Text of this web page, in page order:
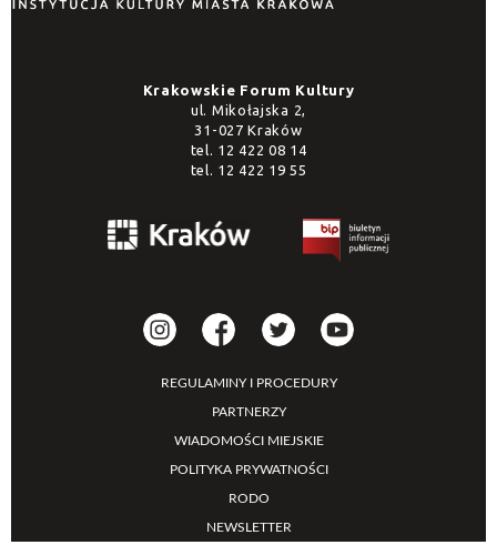
Krakowskie Forum Kultury
ul. Mikołajska 2,
31-027 Kraków
tel. 12 422 08 14
tel. 12 422 19 55
REGULAMINY I PROCEDURY
PARTNERZY
WIADOMOŚCI MIEJSKIE
POLITYKA PRYWATNOŚCI
RODO
NEWSLETTER